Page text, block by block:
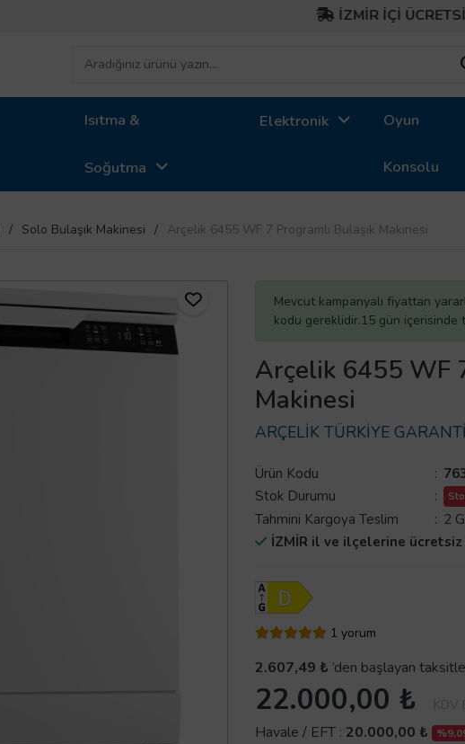
İZMİR İÇİ ÜCRETSİZ
Isıtma &
Soğutma
Elektronik Oyun
Konsolu
Solo Bulaşık Makinesi Arçelik 6455 WF 7 Programlı Bulaşık Makinesi
Mevcut kampanyalı fiyattan
kodu gereklidir.15 gün
Arçelik 6455 WF
Makinesi
ARÇELİK TÜRKİYE
Ürün Kodu :
Stok Durumu
:
Tahmini Kargoya Teslim : 2
İZMİR il ve ilçelerine
1 yorum
2.607,49 ₺ ’den başlayan
22.000,00 ₺ KDV
Havale / EFT : 20.000,00 ₺